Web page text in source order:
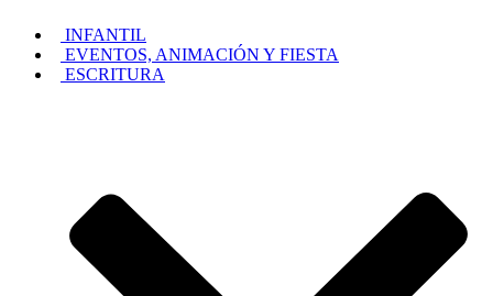
INFANTIL
EVENTOS, ANIMACIÓN Y FIESTA
ESCRITURA